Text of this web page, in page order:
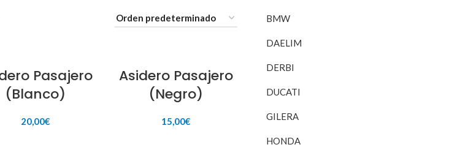
BMW
DAELIM
DERBI
DUCATI
GILERA
HONDA
Pasajero
(Blanco)
20,00€
Asidero Pasajero
(Negro)
15,00€